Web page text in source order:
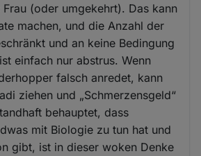
Frau (oder umgekehrt). Das kann
machen, und die Anzahl der
und an keine Bedingung
einfach nur abstrus. Wenn
falsch anredet, kann
ziehen und „Schmerzensgeld“
behauptet, dass
mit Biologie zu tun hat und
gibt, ist in dieser woken Denke